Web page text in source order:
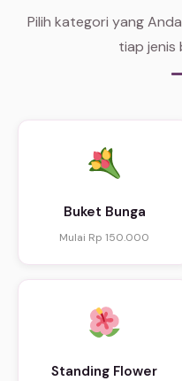
Pilih kategori yang
tiap jenis
Buket Bunga
Mulai Rp 150.000
Standing Flower